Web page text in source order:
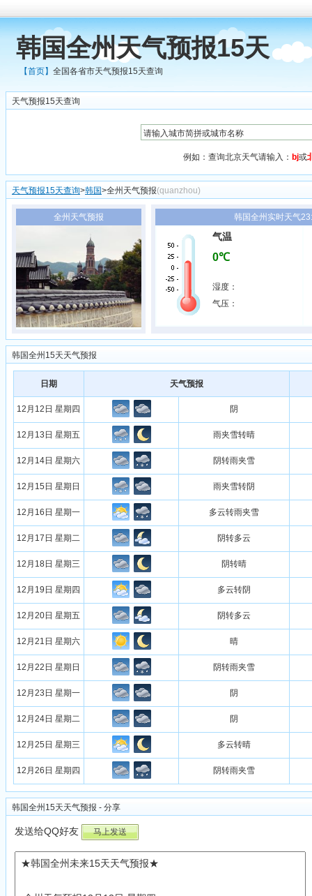
韩国全州天气预报15天
【首页】全国各省市天气预报15天查询
天气预报15天查询
例如：查询北京天气请输入： bj或
天气预报15天查询>韩国>全州天气预报(quanzhou)
全州天气预报 韩国全州实时天气
气温
0℃
湿度：
气压：
韩国全州15天天气预报
日期 天气预报
12月12日 星期四 阴
12月13日 星期五 雨夹雪转晴
12月14日 星期六 阴转雨夹雪
12月15日 星期日 雨夹雪转阴
12月16日 星期一 多云转雨夹雪
12月17日 星期二 阴转多云
12月18日 星期三 阴转晴
12月19日 星期四 多云转阴
12月20日 星期五 阴转多云
12月21日 星期六 晴
12月22日 星期日 阴转雨夹雪
12月23日 星期一 阴
12月24日 星期二 阴
12月25日 星期三 多云转晴
12月26日 星期四 阴转雨夹雪
韩国全州15天天气预报 - 分享
发送给QQ好友